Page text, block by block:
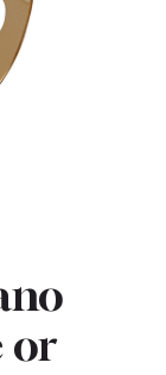
or